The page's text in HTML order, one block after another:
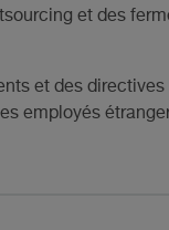
et des
et des
employés